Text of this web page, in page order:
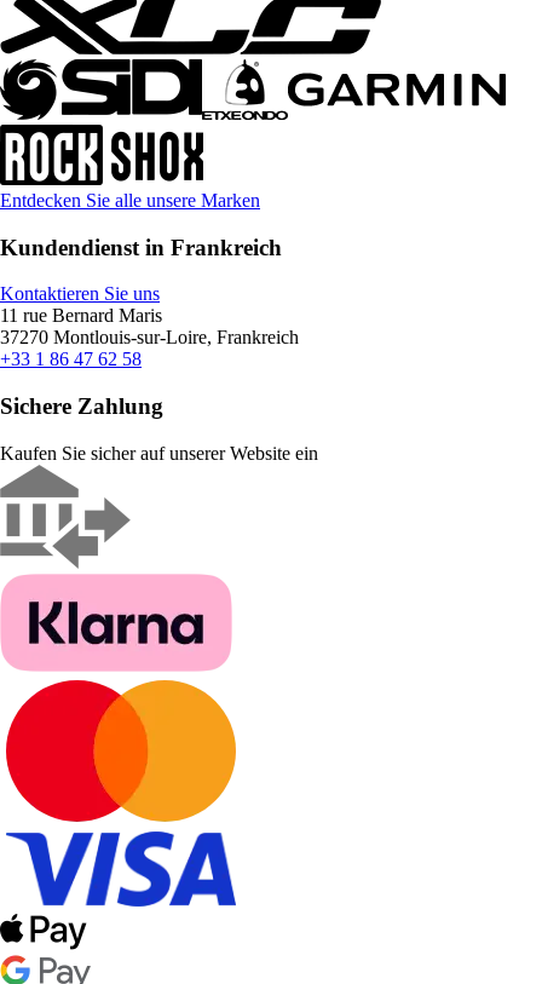
Entdecken Sie alle unsere Marken
Kundendienst in Frankreich
Kontaktieren Sie uns
11 rue Bernard Maris
37270 Montlouis-sur-Loire, Frankreich
+33 1 86 47 62 58
Sichere Zahlung
Kaufen Sie sicher auf unserer Website ein